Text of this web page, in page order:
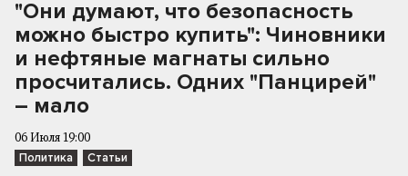
"Они думают, что безопасность
можно быстро купить": Чиновники
и нефтяные магнаты сильно
просчитались. Одних "Панцирей"
– мало
06 Июля 19:00
Политика Статьи